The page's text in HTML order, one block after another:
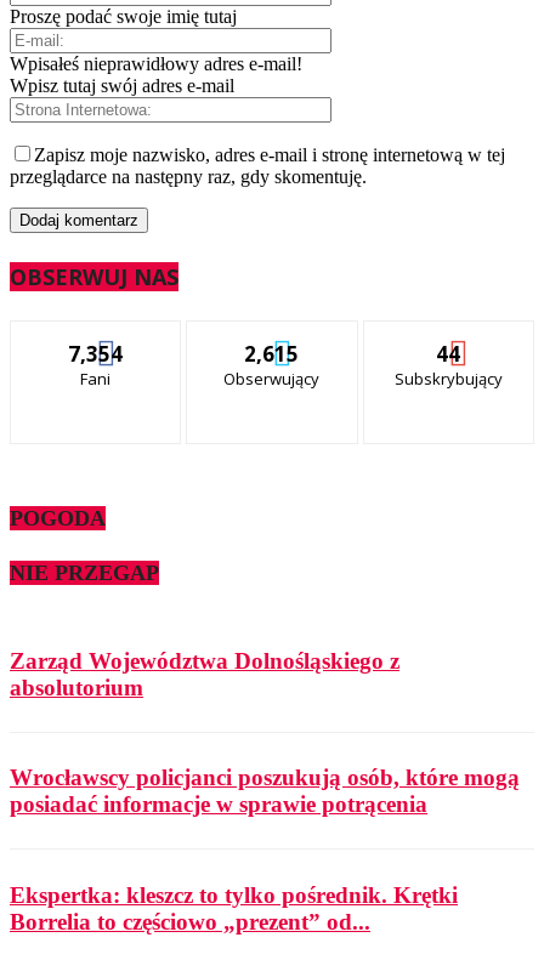
Proszę podać swoje imię tutaj
Wpisałeś nieprawidłowy adres e-mail!
Wpisz tutaj swój adres e-mail
Zapisz moje nazwisko, adres e-mail i stronę internetową w tej
przeglądarce na następny raz, gdy skomentuję.
OBSERWUJ NAS
7,354
Fani
2,615
Obserwujący
44
Subskrybujący
POGODA
NIE PRZEGAP
Zarząd Województwa Dolnośląskiego z
absolutorium
Wrocławscy policjanci poszukują osób, które mogą
posiadać informacje w sprawie potrącenia
Ekspertka: kleszcz to tylko pośrednik. Krętki
Borrelia to częściowo „prezent” od...